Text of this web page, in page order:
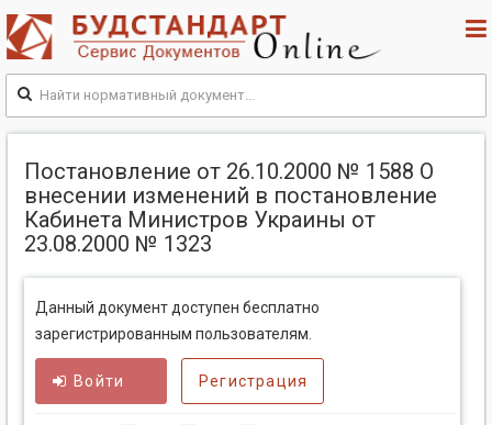
Постановление от 26.10.2000 № 1588 О
внесении изменений в постановление
Кабинета Министров Украины от
23.08.2000 № 1323
Данный документ доступен бесплатно
зарегистрированным пользователям.
Войти Регистрация